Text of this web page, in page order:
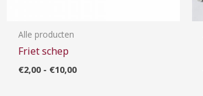
Alle producten
Friet schep
€2,00 - €10,00